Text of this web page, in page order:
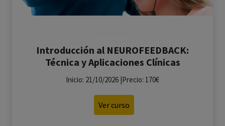
Introducción al NEUROFEEDBACK:
Técnica y Aplicaciones Clínicas
Inicio: 21/10/2026 |Precio: 170€
Ver curso